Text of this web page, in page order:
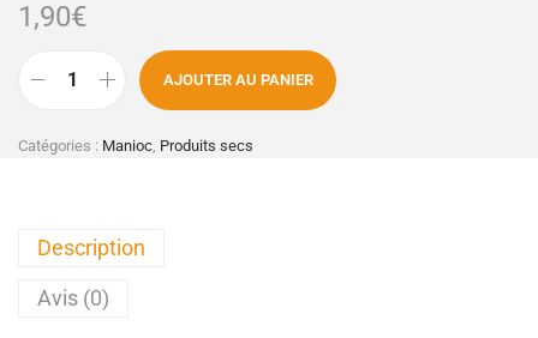
1,90€
AJOUTER AU PANIER
Catégories : Manioc Produits secs
Description
Avis (0)